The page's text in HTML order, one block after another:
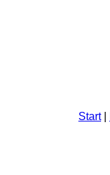
Start|